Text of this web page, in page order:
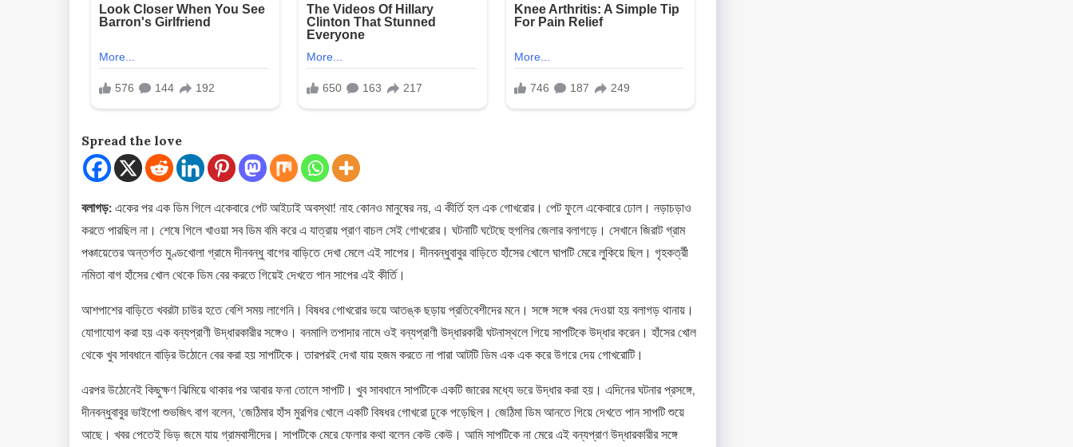
Spread the love
বলাগড়: একের পর এক ডিম গিলে একেবারে পেট আইঢাই অবস্থা! নাহ কোনও মানুষের নয়, এ কীর্তি হল এক গোখরোর। পেট ফুলে একেবারে ঢোল। নড়াচড়াও
করতে পারছিল না। শেষে গিলে খাওয়া সব ডিম বমি করে এ যাত্রায় প্রাণ বাচল সেই গোখরোর। ঘটনাটি ঘটেছে হুগলির জেলার বলাগড়ে। সেখানে জিরাট গ্রাম
পঞ্চায়েতের অন্তর্গত মুণ্ডখোলা গ্রামে দীনবন্ধু বাগের বাড়িতে দেখা মেলে এই সাপের। দীনবন্ধুবাবুর বাড়িতে হাঁসের খোলে ঘাপটি মেরে লুকিয়ে ছিল। গৃহকর্ত্রী
নমিতা বাগ হাঁসের খোল থেকে ডিম বের করতে গিয়েই দেখতে পান সাপের এই কীর্তি।
আশপাশের বাড়িতে খবরটা চাউর হতে বেশি সময় লাগেনি। বিষধর গোখরোর ভয়ে আতঙ্ক ছড়ায় প্রতিবেশীদের মনে। সঙ্গে সঙ্গে খবর দেওয়া হয় বলাগড় থানায়।
যোগাযোগ করা হয় এক বন্যপ্রাণী উদ্ধারকারীর সঙ্গেও। বনমালি তপাদার নামে ওই বন্যপ্রাণী উদ্ধারকারী ঘটনাস্থলে গিয়ে সাপটিকে উদ্ধার করেন। হাঁসের খোল
থেকে খুব সাবধানে বাড়ির উঠোনে বের করা হয় সাপটিকে। তারপরই দেখা যায় হজম করতে না পারা আটটি ডিম এক এক করে উগরে দেয় গোখরোটি।
এরপর উঠোনেই কিছুক্ষণ ঝিমিয়ে থাকার পর আবার ফনা তোলে সাপটি। খুব সাবধানে সাপটিকে একটি জারের মধ্যে ভরে উদ্ধার করা হয়। এদিনের ঘটনার প্রসঙ্গে,
দীনবন্ধুবাবুর ভাইপো শুভজিৎ বাগ বলেন, ‘জেঠিমার হাঁস মুরগির খোলে একটি বিষধর গোখরো ঢুকে পড়েছিল। জেঠিমা ডিম আনতে গিয়ে দেখতে পান সাপটি শুয়ে
আছে। খবর পেতেই ভিড় জমে যায় গ্রামবাসীদের। সাপটিকে মেরে ফেলার কথা বলেন কেউ কেউ। আমি সাপটিকে না মেরে এই বন্যপ্রাণ উদ্ধারকারীর সঙ্গে